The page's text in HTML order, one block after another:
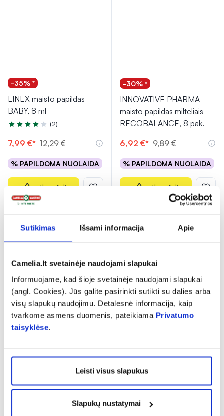
Sutikimas Išsami informacija Apie
Camelia.lt svetainėje naudojami slapukai
Informuojame, kad šioje svetainėje naudojami slapukai
(angl. Cookies). Jūs galite pasirinkti sutikti su dalies arba
visų slapukų naudojimu. Detalesnė informacija, kaip
tvarkome asmens duomenis, pateikiama Privatumo
taisyklėse.
Leisti visus slapukus
Slapukų nustatymai
-35% *
LINEX maisto papildas
BABY, 8 ml
Įvertinimas 4.0 iš 5
(2)
7,99 €* 12,29 €
% PAPILDOMA NUOLAIDA
Į krepšelį
-30% *
INNOVATIVE PHARMA
maisto papildas milteliais
RECOBALANCE, 8 pak.
6,92 €* 9,89 €
% PAPILDOMA NUOLAIDA
Į krepšelį
-35% *
LINEX maisto papildas
6,88 €* 10,59 €
% PAPILDOMA NUOLAIDA 6,99 €